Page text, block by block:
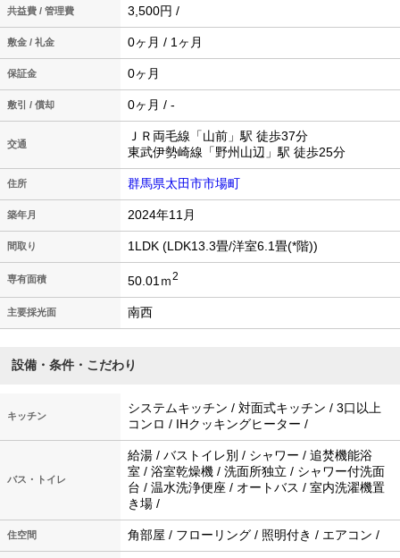
共益費 / 管理費 3,500円 /
敷金 / 礼金 0ヶ月 / 1ヶ月
保証金 0ヶ月
敷引 / 償却 0ヶ月 / -
交通
ＪＲ両毛線「山前」駅 徒歩37分
東武伊勢崎線「野州山辺」駅 徒歩25分
住所 群馬県太田市市場町
築年月 2024年11月
間取り 1LDK (LDK13.3畳/洋室6.1畳(*階))
専有面積 50.01ｍ2
主要採光面 南西
設備・条件・こだわり
キッチン
システムキッチン / 対面式キッチン / 3口以上
コンロ / IHクッキングヒーター /
バス・トイレ
給湯 / バストイレ別 / シャワー / 追焚機能浴
室 / 浴室乾燥機 / 洗面所独立 / シャワー付洗面
台 / 温水洗浄便座 / オートバス / 室内洗濯機置
き場 /
住空間 角部屋 / フローリング / 照明付き / エアコン /